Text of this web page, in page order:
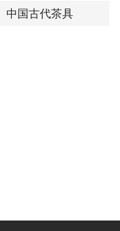
中国古代茶具